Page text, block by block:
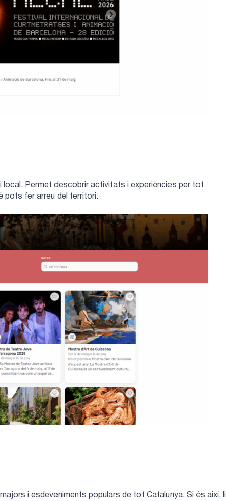
local. Permet descobrir activitats i experiències per tot
pots fer arreu del territori.
i esdeveniments populars de tot Catalunya. Si és així, li